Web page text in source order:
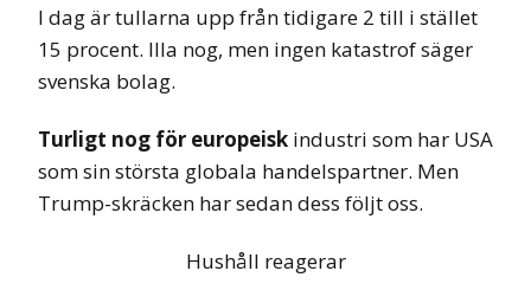
I dag är tullarna upp från tidigare 2 till i stället
15 procent. Illa nog, men ingen katastrof säger
svenska bolag.
Turligt nog för europeisk industri som har USA
som sin största globala handelspartner. Men
Trump-skräcken har sedan dess följt oss.
Hushåll reagerar